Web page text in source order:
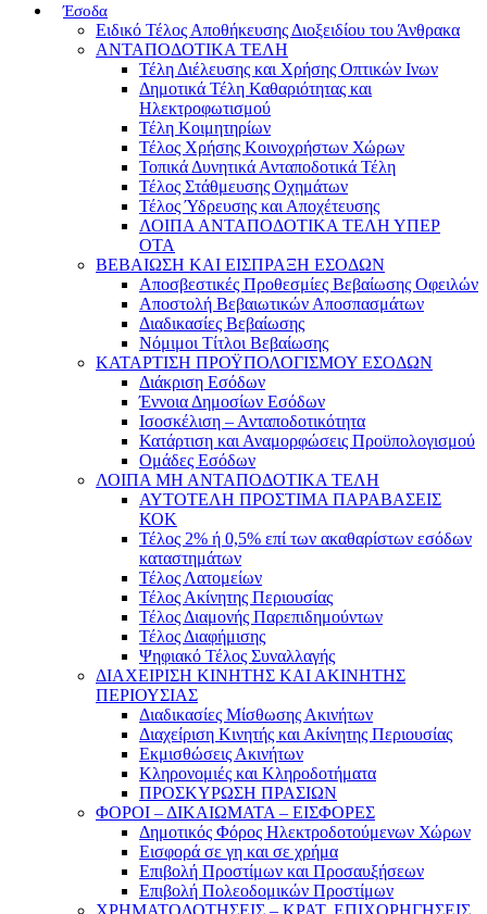
Έσοδα
Ειδικό Τέλος Αποθήκευσης Διοξειδίου του Άνθρακα
ΑΝΤΑΠΟΔΟΤΙΚΑ ΤΕΛΗ
Τέλη Διέλευσης και Χρήσης Οπτικών Ινων
Δημοτικά Τέλη Καθαριότητας και
Ηλεκτροφωτισμού
Τέλη Κοιμητηρίων
Τέλος Χρήσης Κοινοχρήστων Χώρων
Τοπικά Δυνητικά Ανταποδοτικά Τέλη
Τέλος Στάθμευσης Οχημάτων
Τέλος Ύδρευσης και Αποχέτευσης
ΛΟΙΠΑ ΑΝΤΑΠΟΔΟΤΙΚΑ ΤΕΛΗ ΥΠΕΡ
ΟΤΑ
ΒΕΒΑΙΩΣΗ ΚΑΙ ΕΙΣΠΡΑΞΗ ΕΣΟΔΩΝ
Αποσβεστικές Προθεσμίες Βεβαίωσης Οφειλών
Αποστολή Βεβαιωτικών Αποσπασμάτων
Διαδικασίες Βεβαίωσης
Νόμιμοι Τίτλοι Βεβαίωσης
ΚΑΤΑΡΤΙΣΗ ΠΡΟΫΠΟΛΟΓΙΣΜΟΥ ΕΣΟΔΩΝ
Διάκριση Εσόδων
Έννοια Δημοσίων Εσόδων
Ισοσκέλιση – Ανταποδοτικότητα
Κατάρτιση και Αναμορφώσεις Προϋπολογισμού
Ομάδες Εσόδων
ΛΟΙΠΑ ΜΗ ΑΝΤΑΠΟΔΟΤΙΚΑ ΤΕΛΗ
ΑΥΤΟΤΕΛΗ ΠΡΟΣΤΙΜΑ ΠΑΡΑΒΑΣΕΙΣ
ΚΟΚ
Τέλος 2% ή 0,5% επί των ακαθαρίστων εσόδων
καταστημάτων
Τέλος Λατομείων
Τέλος Ακίνητης Περιουσίας
Τέλος Διαμονής Παρεπιδημούντων
Τέλος Διαφήμισης
Ψηφιακό Τέλος Συναλλαγής
ΔΙΑΧΕΙΡΙΣΗ ΚΙΝΗΤΗΣ ΚΑΙ ΑΚΙΝΗΤΗΣ
ΠΕΡΙΟΥΣΙΑΣ
Διαδικασίες Μίσθωσης Ακινήτων
Διαχείριση Κινητής και Ακίνητης Περιουσίας
Εκμισθώσεις Ακινήτων
Κληρονομιές και Κληροδοτήματα
ΠΡΟΣΚΥΡΩΣΗ ΠΡΑΣΙΩΝ
ΦΟΡΟΙ – ΔΙΚΑΙΩΜΑΤΑ – ΕΙΣΦΟΡΕΣ
Δημοτικός Φόρος Ηλεκτροδοτούμενων Χώρων
Εισφορά σε γη και σε χρήμα
Επιβολή Προστίμων και Προσαυξήσεων
Επιβολή Πολεοδομικών Προστίμων
ΧΡΗΜΑΤΟΔΟΤΗΣΕΙΣ – ΚΡΑΤ. ΕΠΙΧΟΡΗΓΗΣΕΙΣ